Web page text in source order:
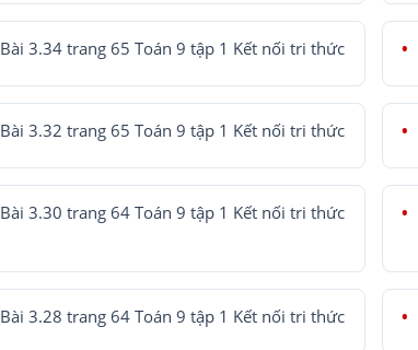
Bài 3.34 trang 65 Toán 9 tập 1 Kết nối tri thức
Bài 3.32 trang 65 Toán 9 tập 1 Kết nối tri thức
Bài 3.30 trang 64 Toán 9 tập 1 Kết nối tri thức
Bài 3.28 trang 64 Toán 9 tập 1 Kết nối tri thức